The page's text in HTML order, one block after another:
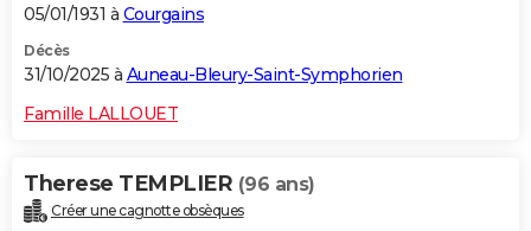
05/01/1931 à Courgains
Décès
31/10/2025 à Auneau-Bleury-Saint-Symphorien
Famille LALLOUET
Therese TEMPLIER (96 ans)
Créer une cagnotte obsèques